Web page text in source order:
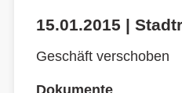
15.01.2015 |
Geschäft verschoben